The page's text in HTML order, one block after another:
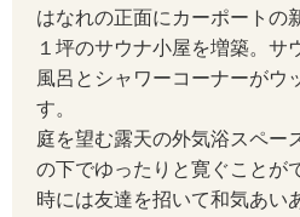
はなれの正面にカーポートの
１坪のサウナ小屋を増築。サ
風呂とシャワーコーナーがウ
す。
庭を望む露天の外気浴スペー
の下でゆったりと寛ぐことが
時には友達を招いて和気あい